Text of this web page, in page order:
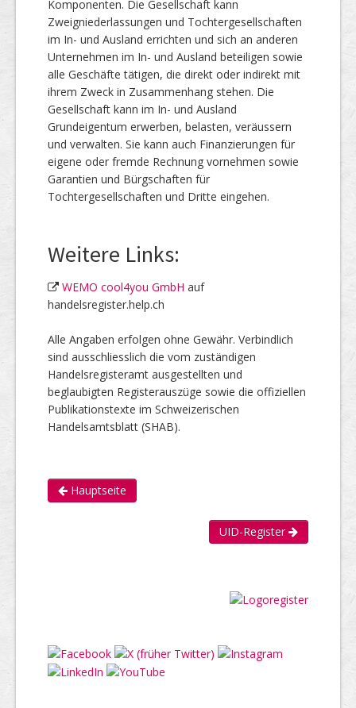
Komponenten. Die Gesellschaft kann
Zweigniederlassungen und Tochtergesellschaften
im In- und Ausland errichten und sich an anderen
Unternehmen im In- und Ausland beteiligen sowie
alle Geschäfte tätigen, die direkt oder indirekt mit
ihrem Zweck in Zusammenhang stehen. Die
Gesellschaft kann im In- und Ausland
Grundeigentum erwerben, belasten, veräussern
und verwalten. Sie kann auch Finanzierungen für
eigene oder fremde Rechnung vornehmen sowie
Garantien und Bürgschaften für
Tochtergesellschaften und Dritte eingehen.
Weitere Links:
WEMO cool4you GmbH auf
handelsregister.help.ch
Alle Angaben erfolgen ohne Gewähr. Verbindlich
sind ausschliesslich die vom zuständigen
Handelsregisteramt ausgestellten und
beglaubigten Registerauszüge sowie die offiziellen
Publikationstexte im Schweizerischen
Handelsamtsblatt (SHAB).
Hauptseite
UID-Register